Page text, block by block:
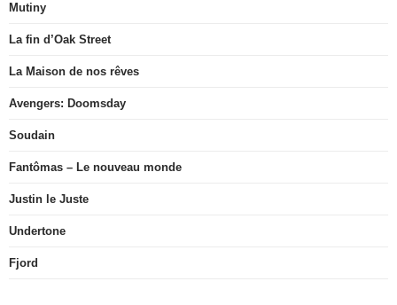
Mutiny
La fin d’Oak Street
La Maison de nos rêves
Avengers: Doomsday
Soudain
Fantômas – Le nouveau monde
Justin le Juste
Undertone
Fjord